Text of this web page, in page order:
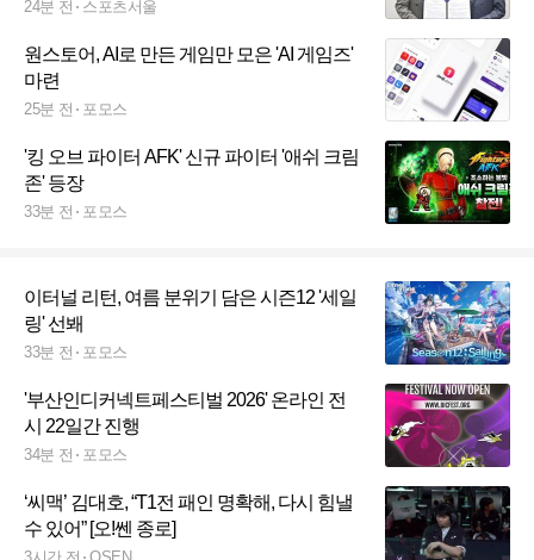
집중]
24분 전 스포츠서울
원스토어, AI로 만든 게임만 모은 'AI 게임즈'
마련
25분 전 포모스
'킹 오브 파이터 AFK' 신규 파이터 '애쉬 크림
존' 등장
33분 전 포모스
이터널 리턴, 여름 분위기 담은 시즌12 '세일
링' 선봬
33분 전 포모스
'부산인디커넥트페스티벌 2026' 온라인 전
시 22일간 진행
34분 전 포모스
‘씨맥’ 김대호, “T1전 패인 명확해, 다시 힘낼
수 있어” [오!쎈 종로]